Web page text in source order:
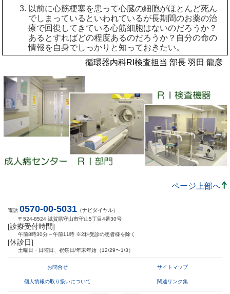
以前に心筋梗塞を患って心臓の細胞がほとんど死ん
でしまっているといわれているが長期間のお薬の治
療で回復してきている心筋細胞はないのだろうか？
あるとすればどの程度あるのだろうか？自分の命の
情報を自身でしっかりと知っておきたい。
循環器内科RI検査担当 部長 羽田 龍彦
ページ上部へ
電話 0570-00-5031 （ナビダイヤル）
〒524-8524 滋賀県守山市守山5丁目4番30号
[診療受付時間]
午前8時30分～午前11時 ※2科受診の患者様を除く
[休診日]
土曜日・日曜日、祝祭日/年末年始（12/29〜1/3）
お問合せ サイトマップ
個人情報の取り扱いについて 関連リンク集